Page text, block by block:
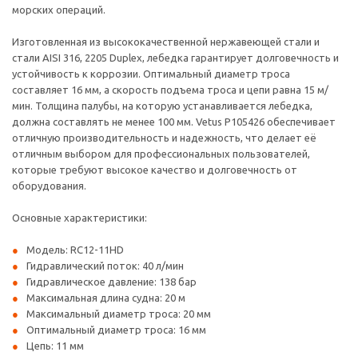
морских операций.
Изготовленная из высококачественной нержавеющей стали и
стали AISI 316, 2205 Duplex, лебедка гарантирует долговечность и
устойчивость к коррозии. Оптимальный диаметр троса
составляет 16 мм, а скорость подъема троса и цепи равна 15 м/
мин. Толщина палубы, на которую устанавливается лебедка,
должна составлять не менее 100 мм. Vetus P105426 обеспечивает
отличную производительность и надежность, что делает её
отличным выбором для профессиональных пользователей,
которые требуют высокое качество и долговечность от
оборудования.
Основные характеристики:
Модель: RC12-11HD
Гидравлический поток: 40 л/мин
Гидравлическое давление: 138 бар
Максимальная длина судна: 20 м
Максимальный диаметр троса: 20 мм
Оптимальный диаметр троса: 16 мм
Цепь: 11 мм